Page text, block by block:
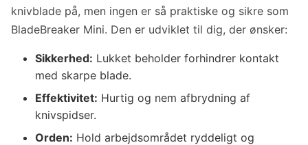
knivblade på, men ingen er så praktiske og sikre som
BladeBreaker Mini. Den er udviklet til dig, der ønsker:
Sikkerhed: Lukket beholder forhindrer kontakt
med skarpe blade.
Effektivitet: Hurtig og nem afbrydning af
knivspidser.
Orden: Hold arbejdsområdet ryddeligt og